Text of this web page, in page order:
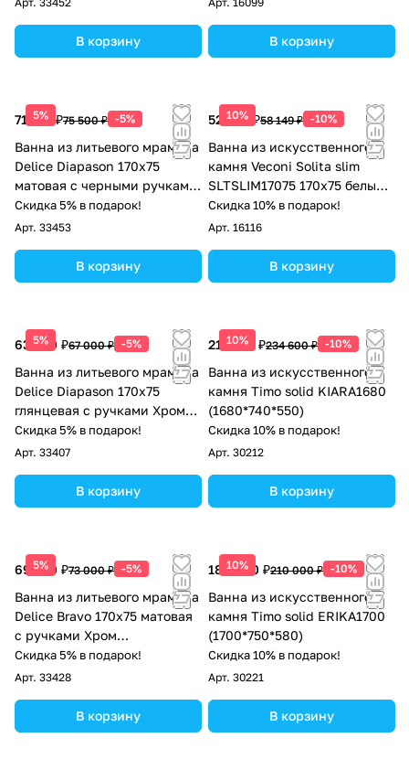
В корзину В корзину
5%
71 725 ₽75 500 ₽ -5%
Ванна из литьевого мрамора
Delice Diapason 170х75
матовая с черными ручками
DLR330006RB-M
Скидка 5% в подарок!
Арт. 33453
В корзину
10%
52 334 ₽58 149 ₽ -10%
Ванна из искусственного
камня Veconi Solita slim
SLTSLIM17075 170x75 белый
глянец
Скидка 10% в подарок!
Арт. 16116
В корзину
5%
63 650 ₽67 000 ₽ -5%
Ванна из литьевого мрамора
Delice Diapason 170х75
глянцевая с ручками Хром
DLR330006R-G
Скидка 5% в подарок!
Арт. 33407
В корзину
10%
211 140 ₽234 600 ₽ -10%
Ванна из искусственного
камня Timo solid KIARA1680
(1680*740*550)
Скидка 10% в подарок!
Арт. 30212
В корзину
5%
69 350 ₽73 000 ₽ -5%
Ванна из литьевого мрамора
Delice Bravo 170х75 матовая
с ручками Хром
DLR330035R-M
Скидка 5% в подарок!
Арт. 33428
В корзину
10%
189 000 ₽210 000 ₽ -10%
Ванна из искусственного
камня Timo solid ERIKA1700
(1700*750*580)
Скидка 10% в подарок!
Арт. 30221
В корзину